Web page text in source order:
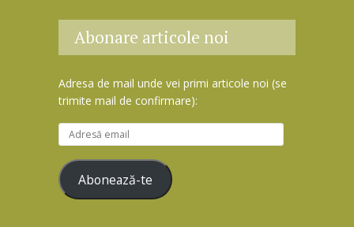
Abonare articole noi
Adresa de mail unde vei primi articole noi (se
trimite mail de confirmare):
d
e
Abonează-te